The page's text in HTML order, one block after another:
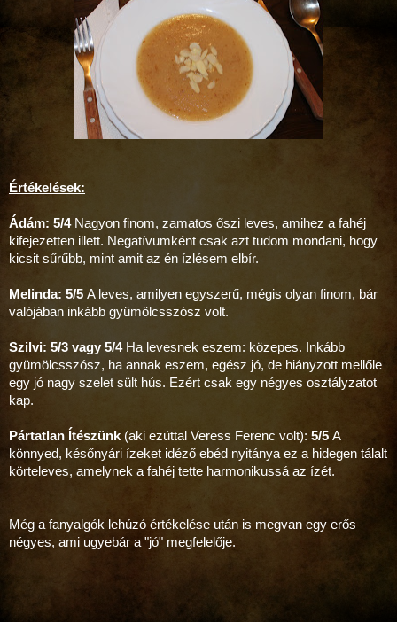
Értékelések:
Ádám: 5/4 Nagyon finom, zamatos őszi leves, amihez a fahéj
kifejezetten illett. Negatívumként csak azt tudom mondani, hogy
kicsit sűrűbb, mint amit az én ízlésem elbír.
Melinda: 5/5 A leves, amilyen egyszerű, mégis olyan finom, bár
valójában inkább gyümölcsszósz volt.
Szilvi: 5/3 vagy 5/4 Ha levesnek eszem: közepes. Inkább
gyümölcsszósz, ha annak eszem, egész jó, de hiányzott mellőle
egy jó nagy szelet sült hús. Ezért csak egy négyes osztályzatot
kap.
Pártatlan Ítészünk (aki ezúttal Veress Ferenc volt): 5/5 A
könnyed, későnyári ízeket idéző ebéd nyitánya ez a hidegen tálalt
körteleves, amelynek a fahéj tette harmonikussá az ízét.
Még a fanyalgók lehúzó értékelése után is megvan egy erős
négyes, ami ugyebár a "jó" megfelelője.